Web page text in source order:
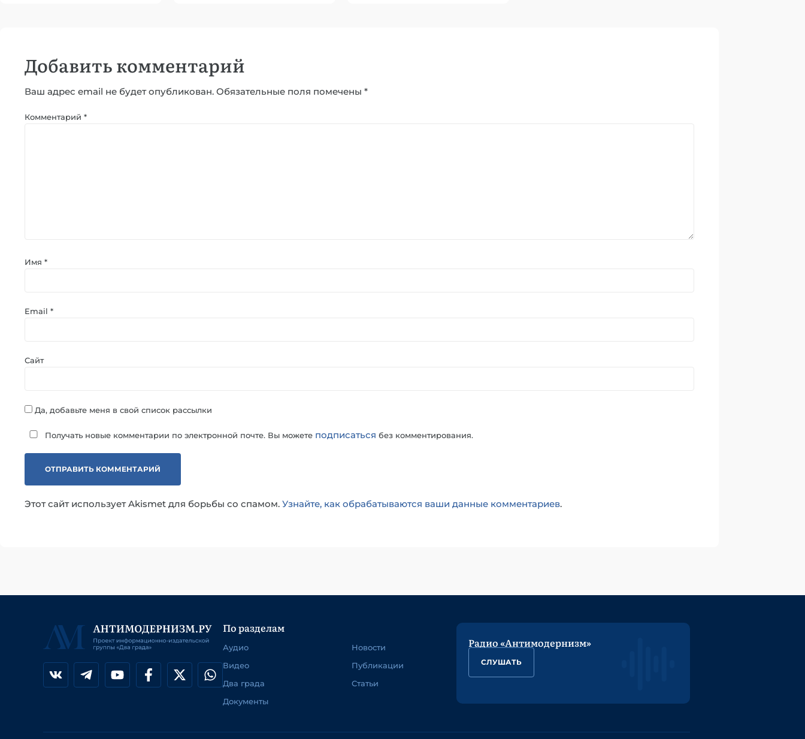
Добавить комментарий
Ваш адрес email не будет опубликован. Обязательные поля помечены *
Комментарий *
Имя *
Email *
Сайт
Да, добавьте меня в свой список рассылки
Получать новые комментарии по электронной почте. Вы можете подписаться без комментирования.
Этот сайт использует Akismet для борьбы со спамом. Узнайте, как обрабатываются ваши данные комментариев.
По разделам
Аудио
Видео
Два града
Документы
Новости
Публикации
Статьи
Радио «Антимодернизм»
СЛУШАТЬ